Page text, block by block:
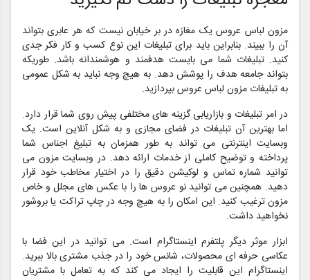
مزون لباس عروس یک مغازه در بر خیابان نیست که هر عابری بتواند
آن را ببیند. بنابراین باید برای تبلیغات این نوع کسب و کار فکر جدی
کنید. تبلیغات شما می بایست هدفمند و هوشمندانه باشد. طوریکه
بتواند جامعه هدف را پوشش دهد. به هیچ وجه نباید به شکل عمومی
به تبلیغات مزون لباس عروس بپردازید.
در امر تبلیغات و بازاریابی گزینه های مختلفی پیش روی شما قرار دارد.
اما بهترین آن تبلیغات در فضای مجازی و به شکل آنلاین است. یک
وبسایت اینترنتی می تواند به طور همزمان به تبلیغ اجناس شما
پرداخته و توضیح کاملی از خدمات ارائه دهد. در وبسایت مزون می
توانید شماره تماس و لوکیشن دقیق را در اختیار مخاطب خود قرار
دهید. همچنین می توانید نو عروس ها را با عکس های مجلل و خاص
مزون ترغیب کنید. این امکان را به هیچ وجه در چاپ تراکت یا بروشور
نخواهید داشت.
ابزار موثر دیگر پلتفرم اینستاگرام است. می توانید در این فضا با
عکاسی حرفه ای محصولات، شانس خود را در جذب مشتری بالا ببرید.
اینستاگرام این قابلیت را ایجاد می کند که به تعامل با مشتریان